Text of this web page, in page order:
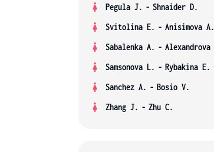
Pegula J. - Shnaider D.
Svitolina E. - Anisimova A.
Sabalenka A. -
Samsonova L. - Rybakina E.
Sanchez A. - Bosio V.
Zhang J. - Zhu C.